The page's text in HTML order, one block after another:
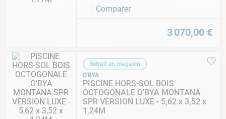
Comparer
3070,00 €
Retrait en magasin
O'BYA
PISCINE HORS-SOL BOIS
OCTOGONALE O'BYA MONTANA
SPR VERSION LUXE - 5,62 x 3,52 x
1,24M